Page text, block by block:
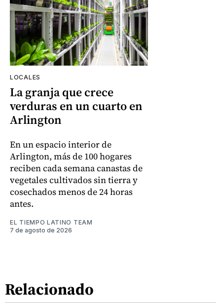
LOCALES
La granja que crece
verduras en un cuarto en
Arlington
En un espacio interior de
Arlington, más de 100 hogares
reciben cada semana canastas de
vegetales cultivados sin tierra y
cosechados menos de 24 horas
antes.
EL TIEMPO LATINO TEAM
7 de agosto de 2026
Relacionado